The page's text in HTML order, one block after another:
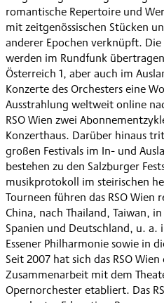
romantische Repertoire und
mit zeitgenössischen Stücken
anderer Epochen verknüpft.
werden im Rundfunk
Österreich 1, aber auch im
Konzerte des Orchesters eine
Ausstrahlung weltweit online
RSO Wien zwei
Konzerthaus. Darüber hinaus
großen Festivals im In- und
bestehen zu den Salzburger
musikprotokoll im steirischen
Tourneen führen das RSO Wien
China, nach Thailand, Taiwan,
Spanien und Deutschland, u. a.
Essener Philharmonie sowie in
Seit 2007 hat sich das RSO
Zusammenarbeit mit dem
Opernorchester etabliert. Das